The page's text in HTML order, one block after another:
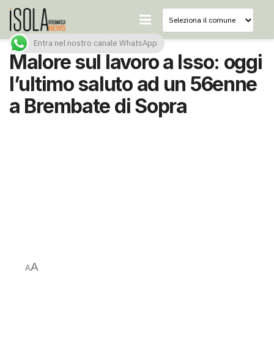
Malore sul lavoro a Isso: oggi
l’ultimo saluto ad un 56enne
a Brembate di Sopra
AA
Entra nel nostro canale WhatsApp